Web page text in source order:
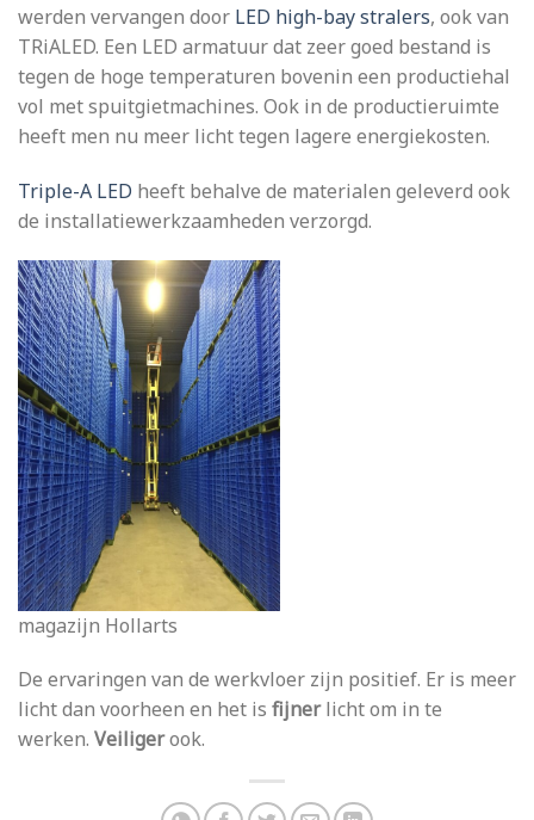
werden vervangen door LED high-bay stralers, ook van
TRiALED. Een LED armatuur dat zeer goed bestand is
tegen de hoge temperaturen bovenin een productiehal
vol met spuitgietmachines. Ook in de productieruimte
heeft men nu meer licht tegen lagere energiekosten.
Triple-A LED heeft behalve de materialen geleverd ook
de installatiewerkzaamheden verzorgd.
magazijn Hollarts
De ervaringen van de werkvloer zijn positief. Er is meer
licht dan voorheen en het is fijnerlicht om in te
werken. Veiligerook.